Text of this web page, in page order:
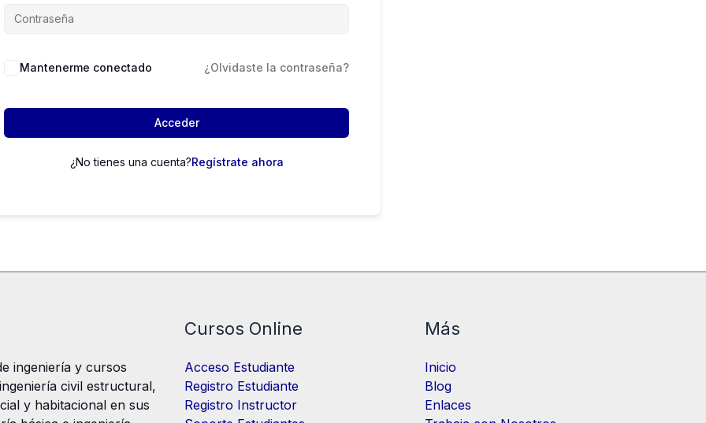
Mantenerme conectado ¿Olvidaste la contraseña?
Acceder
¿No tienes una cuenta?Regístrate ahora
ingeniería y cursos
civil estructural,
y habitacional en sus
Cursos Online
Acceso Estudiante
Registro Estudiante
Registro Instructor
Más
Inicio
Blog
Enlaces